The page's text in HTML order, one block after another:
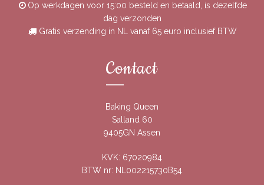
Op werkdagen voor 15:00 besteld en betaald, is dezelfde
dag verzonden
Gratis verzending in NL vanaf 65 euro inclusief BTW
Contact
Baking Queen
Salland 60
9405GN Assen
KVK: 67020984
BTW nr: NL002215730B54